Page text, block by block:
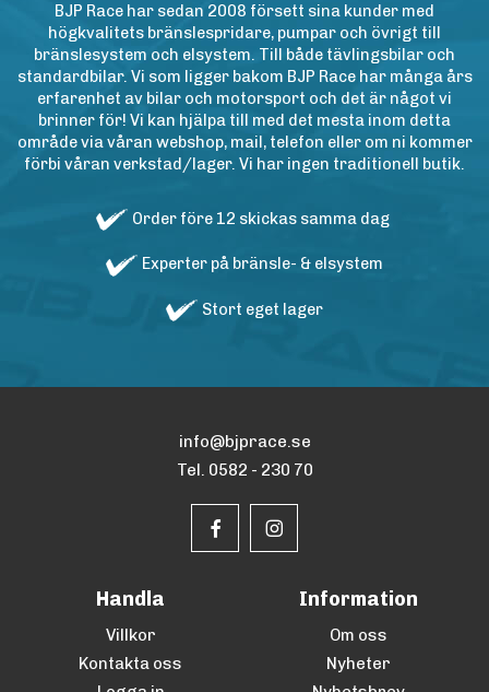
BJP Race har sedan 2008 försett sina kunder med
högkvalitets bränslespridare, pumpar och övrigt till
bränslesystem och elsystem. Till både tävlingsbilar och
standardbilar. Vi som ligger bakom BJP Race har många års
erfarenhet av bilar och motorsport och det är något vi
brinner för! Vi kan hjälpa till med det mesta inom detta
område via våran webshop, mail, telefon eller om ni kommer
förbi våran verkstad/lager. Vi har ingen traditionell butik.
Order före 12 skickas samma dag
Experter på bränsle- & elsystem
Stort eget lager
info@bjprace.se
Tel. 0582 - 230 70
Handla
Villkor
Kontakta oss
Information
Om oss
Nyheter